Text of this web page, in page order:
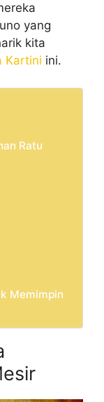
yang
kita
Kartini ini.
Ratu
Memimpin